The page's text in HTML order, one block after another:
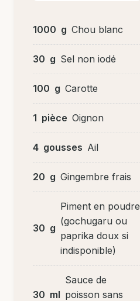
1000 g Chou blanc
30 g Sel non iodé
100 g Carotte
1 pièce Oignon
4 gousses Ail
20 g Gingembre frais
30 g
Piment en poudre
(gochugaru ou
paprika doux si
indisponible)
30 ml
Sauce de
poisson sans